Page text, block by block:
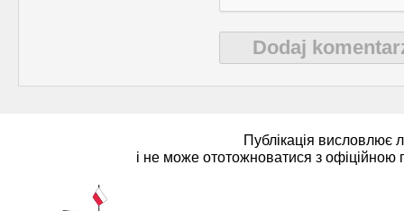
Strona poetycka (1)
Sylwetki znanych ludzi
Dodaj
Публікація висловлює
і не може ототожноватися з офіційною